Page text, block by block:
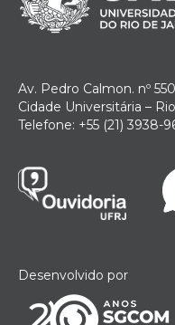
Av. Pedro Calmon. nº
Cidade Universitária –
Telefone: +55 (21) 3938-
Desenvolvido por